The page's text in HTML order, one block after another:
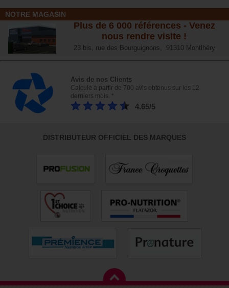
NOTRE MAGASIN
Plus de 6 000 références - Venez
nous rendre visite !
23 bis, rue des Bourguignons, 91310 Montlhéry
Avis de nos Clients
Calculé à partir de 700 avis obtenus sur les 12
derniers mois. *
4.65/5
DISTRIBUTEUR OFFICIEL DES MARQUES